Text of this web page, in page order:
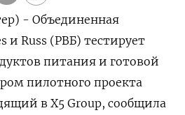
- Объединенная
и Russ (РВБ) тестирует
питания и готовой
пилотного проекта
в X5 Group, сообщила